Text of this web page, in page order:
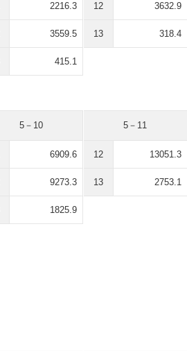
2216.3
3559.5
415.1
12 3632.9
13 318.4
5－10
6909.6
9273.3
1825.9
5－11
12 13051.3
13 2753.1